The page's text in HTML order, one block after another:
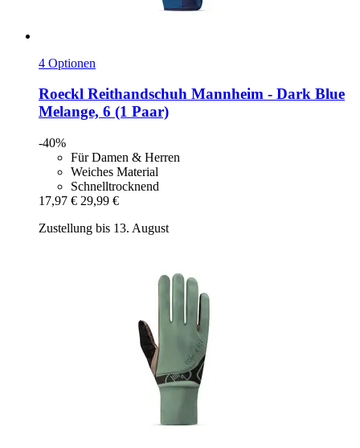
4 Optionen
Roeckl Reithandschuh Mannheim -​ Dark Blue
Melange, 6 (1 Paar)
-40%
Für Damen & Herren
Weiches Material
Schnelltrocknend
17,97 € 29,99 €
Zustellung bis 13. August